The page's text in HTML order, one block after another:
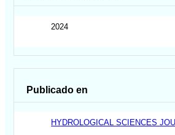
2024
Publicado en
HYDROLOGICAL SCIENCES